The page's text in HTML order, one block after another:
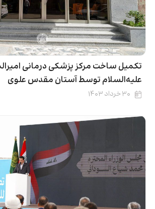
تکمیل ساخت مرکز پزشکی درمانی
علیه‌السلام توسط آستان مقدس علوی
۳۰ خرداد ۱۴۰۳